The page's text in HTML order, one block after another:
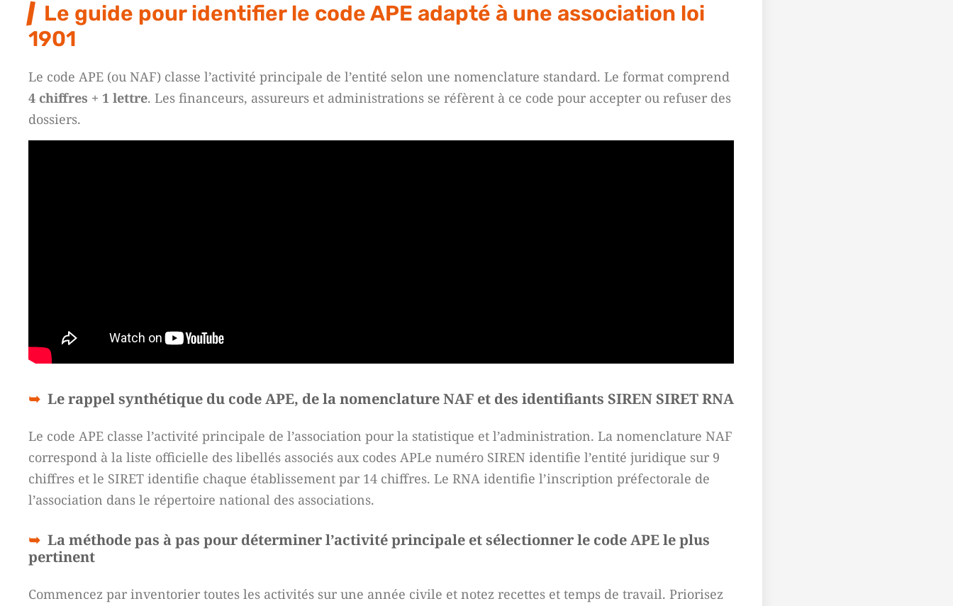
Le guide pour identifier le code APE adapté à une association loi
1901
Le code APE (ou NAF) classe l’activité principale de l’entité selon une nomenclature standard. Le format comprend
4 chiffres + 1 lettre. Les financeurs, assureurs et administrations se réfèrent à ce code pour accepter ou refuser des
dossiers.
Le rappel synthétique du code APE, de la nomenclature NAF et des identifiants SIREN SIRET RNA
Le code APE classe l’activité principale de l’association pour la statistique et l’administration. La nomenclature NAF
correspond à la liste officielle des libellés associés aux codes APLe numéro SIREN identifie l’entité juridique sur 9
chiffres et le SIRET identifie chaque établissement par 14 chiffres. Le RNA identifie l’inscription préfectorale de
l’association dans le répertoire national des associations.
La méthode pas à pas pour déterminer l’activité principale et sélectionner le code APE le plus
pertinent
Commencez par inventorier toutes les activités sur une année civile et notez recettes et temps de travail. Priorisez